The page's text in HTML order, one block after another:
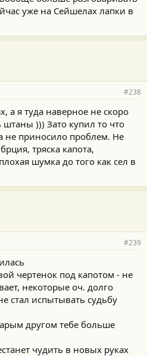
уже на Сейшелах лапки в
#238
а я туда наверное не скоро
))) Зато купил то что
не приносило проблем. Не
тряска капота,
шумка до того как сел в
#239
чертенок под капотом - не
некоторые оч. долго
стал испытывать судьбу
другом тебе больше
чудить в новых руках